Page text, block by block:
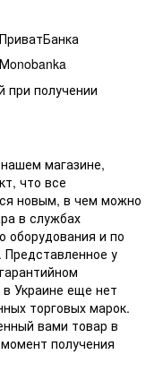
получении
магазине,
что все
новым, в чем можно
в службах
оборудования и по
у
Украине еще нет
торговых марок.
вами товар в
получения